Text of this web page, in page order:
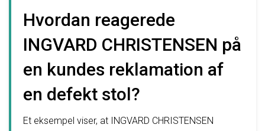
Hvordan reagerede
INGVARD CHRISTENSEN på
en kundes reklamation af
en defekt stol?
Et eksempel viser, at INGVARD CHRISTENSEN